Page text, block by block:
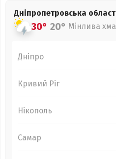
Дніпропетровська
30° 20° Мінлива
Дніпро
Кривий Ріг
Нікополь
Самар